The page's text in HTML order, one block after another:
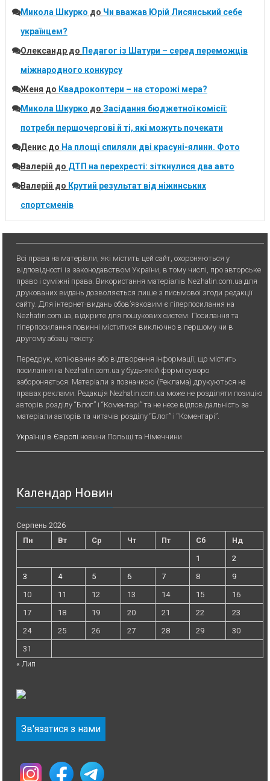
Микола Шкурко до Чи вважав Юрій Лисянський себе
українцем?
Олександрдо Педагог із Шатури – серед переможців
міжнародного конкурсу
Женя до Квадрокоптери – на сторожі мера?
Микола Шкурко до Засідання бюджетної комісії:
потреби першочергові й ті, які можуть почекати
Денисдо На площі спиляли дві красуні-ялини. Фото
Валерій до ДТП на перехресті: зіткнулися два авто
Валерій до Крутий результат від ніжинських
спортсменів
Всі права на матеріали, які містить цей сайт, охороняються у
відповідності із законодавством України, в тому числі, про авторське
право і суміжні права. Використання матерiалiв Nezhatin.com.ua для
друкованих видань дозволяється лише з письмової згоди редакції
сайту. Для iнтернет-видань обов’язковим є гiперпосилання на
Nezhatin.com.ua, відкрите для пошукових систем. Посилання та
гіперпосилання повинні міститися виключно в першому чи в
другому абзаці тексту.
Передрук, копiювання або вiдтворення iнформацiї, що мiстить
посилання на Nezhatin.com.ua у будь-якiй формi суворо
забороняється. Матеріали з позначкою (Реклама) друкуються на
правах реклами. Редакція Nezhatin.com.ua може не розділяти позицію
авторів розділу “Блог” і “Коментарі” та не несе відповідальність за
матеріали авторів та читачів розділу “Блог” і “Коментарі”.
Українці в Європі новини Польщі та Німеччини
Календар Новин
Серпень 2026
Пн
Вт Ср Чт Пт Сб
Нд
1
2
3
4 5 6 7 8
9
10
11 12 13 14 15
16
17
18 19 20 21 22
23
24
25 26 27 28 29
30
31
« Лип
Зв'язатися з нами